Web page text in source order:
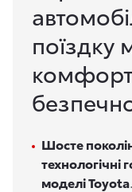
поїздку
Шосте
технологічні
моделі Toyota